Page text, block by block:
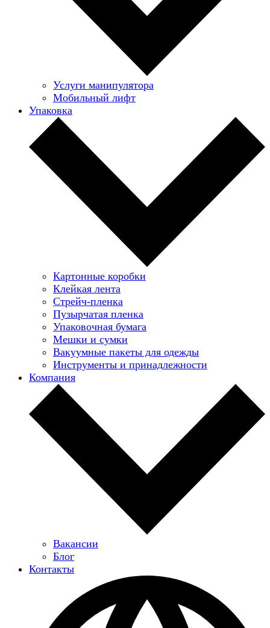
Услуги манипулятора
Мобильный лифт
Упаковка
Картонные коробки
Клейкая лента
Стрейч-пленка
Пузырчатая пленка
Упаковочная бумага
Мешки и сумки
Вакуумные пакеты для одежды
Инструменты и принадлежности
Компания
Вакансии
Блог
Контакты